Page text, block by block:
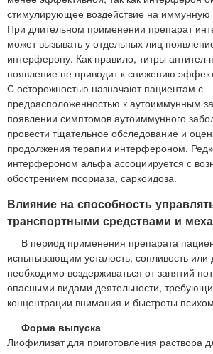
стимулирующее воздействие на иммунную
При длительном применении препарат
может вызывать у отдельных лиц
интерферону. Как правило, титры антител
появление не приводит к снижению
С осторожностью назначают пациентам с
предрасположенностью к аутоиммунным
появлении симптомов аутоиммунного
провести тщательное обследование и
продолжения терапии интерфероном.
интерфероном альфа ассоциируется с
обострением псориаза, саркоидоза.
Влияние на способность
транспортными средствами и
В период применения препарата
испытывающим усталость, сонливость или
необходимо воздерживаться от занятий
опасными видами деятельности,
концентрации внимания и быстроты
Форма выпуска
Лиофилизат для приготовления раствора